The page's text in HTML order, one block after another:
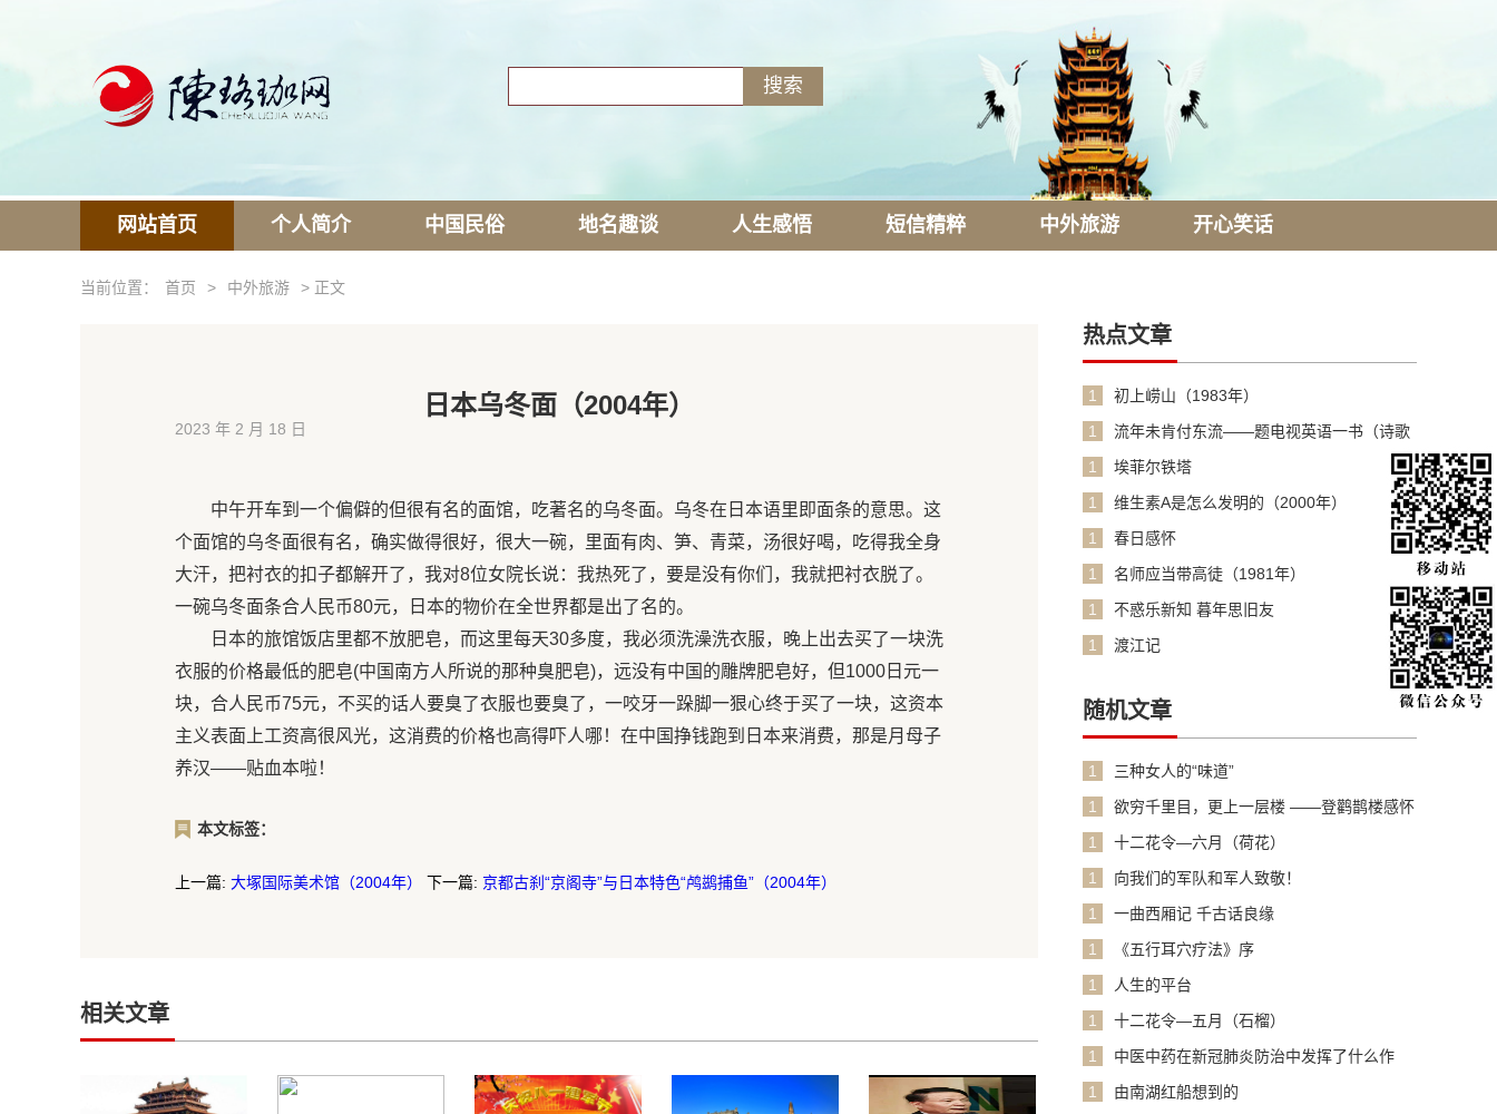
网站首页 个人简介 中国民俗 地名趣谈 人生感悟 短信精粹 中外旅游 开心笑话
当前位置： 首页 > 中外旅游 > 正文
日本乌冬面（2004年）
2023 年 2 月 18 日
中午开车到一个偏僻的但很有名的面馆，吃著名的乌冬面。乌冬在日本语里即面条的意思。这
个面馆的乌冬面很有名，确实做得很好，很大一碗，里面有肉、笋、青菜，汤很好喝，吃得我全身
大汗，把衬衣的扣子都解开了，我对8位女院长说：我热死了，要是没有你们，我就把衬衣脱了。
一碗乌冬面条合人民币80元，日本的物价在全世界都是出了名的。
日本的旅馆饭店里都不放肥皂，而这里每天30多度，我必须洗澡洗衣服，晚上出去买了一块洗
衣服的价格最低的肥皂(中国南方人所说的那种臭肥皂)，远没有中国的雕牌肥皂好，但1000日元一
块，合人民币75元，不买的话人要臭了衣服也要臭了，一咬牙一跺脚一狠心终于买了一块，这资本
主义表面上工资高很风光，这消费的价格也高得吓人哪！在中国挣钱跑到日本来消费，那是月母子
养汉——贴血本啦！
本文标签：
上一篇: 大塚国际美术馆（2004年） 下一篇: 京都古刹“京阁寺”与日本特色“鸬鹚捕鱼”（2004年）
相关文章
热点文章
1
初上崂山（1983年）
1
流年未肯付东流——题电视英语一书（诗歌
1
埃菲尔铁塔
1
维生素A是怎么发明的（2000年）
1
春日感怀
1
名师应当带高徒（1981年）
1
不惑乐新知 暮年思旧友
1
渡江记
随机文章
1
三种女人的“味道”
1
欲穷千里目，更上一层楼 ——登鹳鹊楼感怀
1
十二花令—六月（荷花）
1
向我们的军队和军人致敬！
1
一曲西厢记 千古话良缘
1
《五行耳穴疗法》序
1
人生的平台
1
十二花令—五月（石榴）
1
中医中药在新冠肺炎防治中发挥了什么作
1
由南湖红船想到的